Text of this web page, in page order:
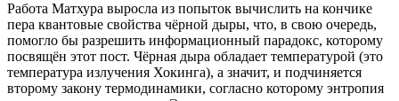
Работа Матхура выросла из попыток вычислить на кончике
пера квантовые свойства чёрной дыры, что, в свою очередь,
помогло бы разрешить информационный парадокс, которому
посвящён этот пост. Чёрная дыра обладает температурой (это
температура излучения Хокинга), а значит, и подчиняется
второму закону термодинамики, согласно которому энтропия